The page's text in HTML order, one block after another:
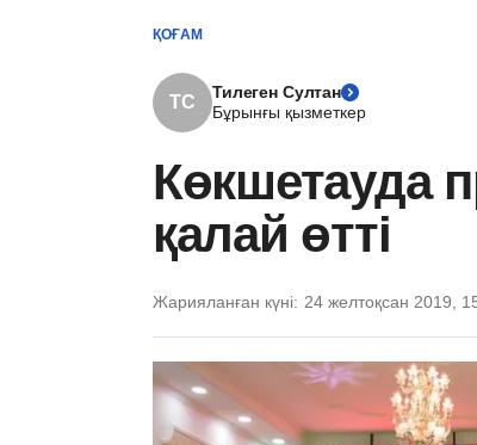
ҚОҒАМ
ТС
Тилеген Султан
Бұрынғы қызметкер
Көкшетауда
қалай өтті
Жарияланған күні: 24 желтоқсан 2019,